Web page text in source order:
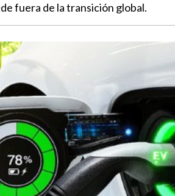
fuera de la transición global.